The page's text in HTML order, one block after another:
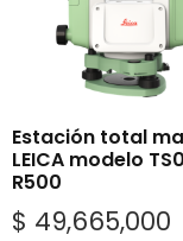
Estación total
LEICA modelo
R500
$ 49,665,000